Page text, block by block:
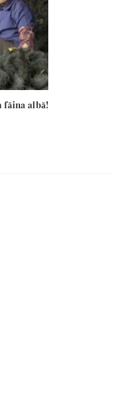
făina albă!